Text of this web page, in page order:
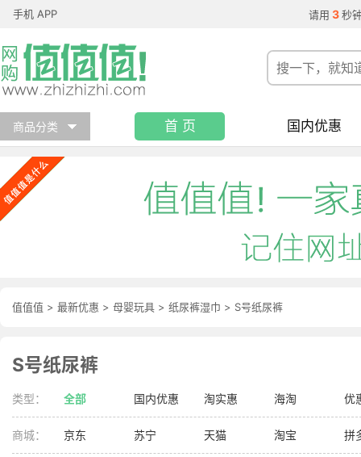
手机 APP 请用 3 秒
商品分类 首 页 国内优惠
值值值 > 最新优惠 > 母婴玩具 > 纸尿裤湿巾 > S号纸尿裤
S号纸尿裤
类型： 全部 国内优惠 淘实惠 海淘 优
商城： 京东 苏宁 天猫 淘宝 拼